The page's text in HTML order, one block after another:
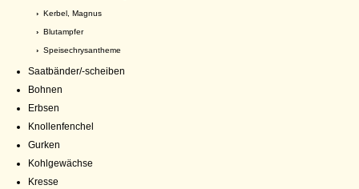
› Kerbel, Magnus
› Blutampfer
› Speisechrysantheme
Saatbänder/-scheiben
Bohnen
Erbsen
Knollenfenchel
Gurken
Kohlgewächse
Kresse